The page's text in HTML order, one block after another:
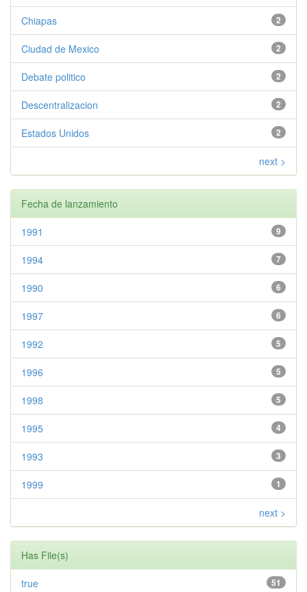
2
Chiapas
2
Ciudad de Mexico
2
Debate politico
2
Descentralizacion
2
Estados Unidos
next >
Fecha de lanzamiento
9
1991
7
1994
6
1990
6
1997
5
1992
5
1996
5
1998
4
1995
3
1993
1
1999
next >
Has File(s)
51
true